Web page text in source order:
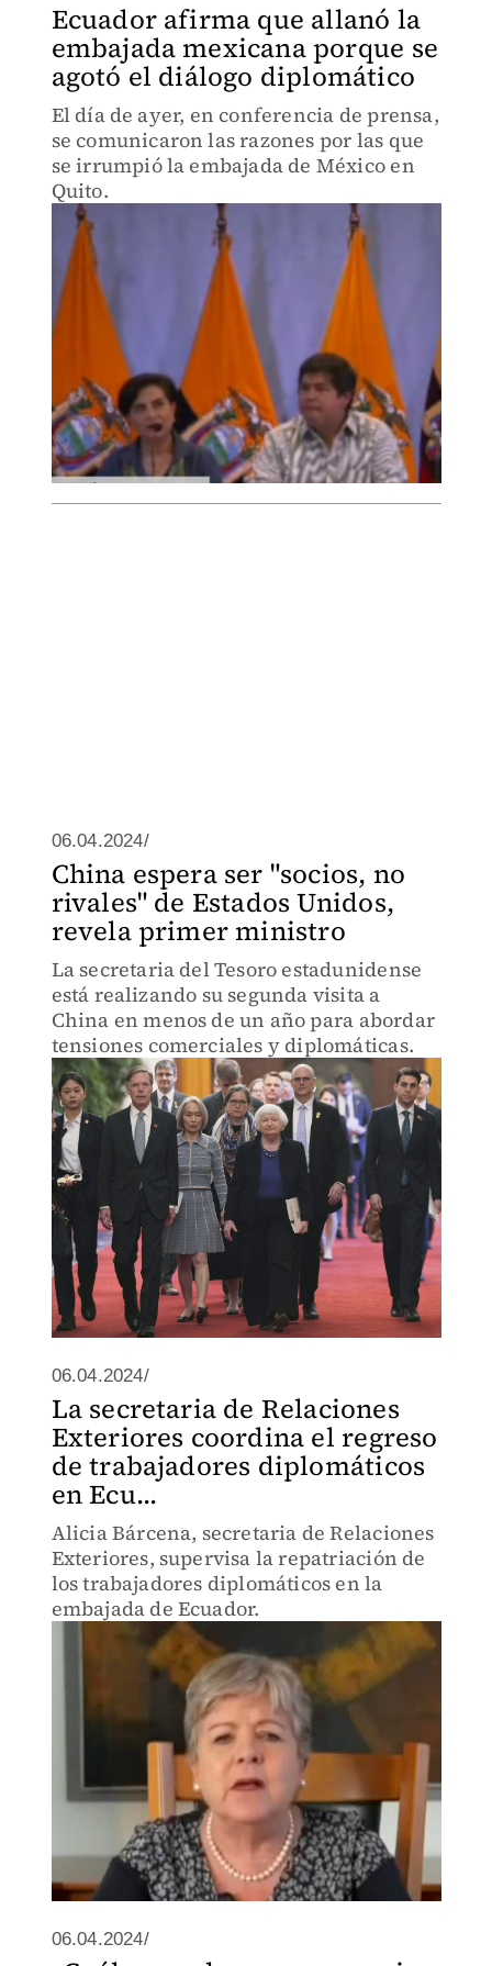
Ecuador afirma que allanó la
embajada mexicana porque se
agotó el diálogo diplomático
El día de ayer, en conferencia de prensa,
se comunicaron las razones por las que
se irrumpió la embajada de México en
Quito.
06.04.2024/
China espera ser "socios, no
rivales" de Estados Unidos,
revela primer ministro
La secretaria del Tesoro estadunidense
está realizando su segunda visita a
China en menos de un año para abordar
tensiones comerciales y diplomáticas.
06.04.2024/
La secretaria de Relaciones
Exteriores coordina el regreso
de trabajadores diplomáticos
en Ecu...
Alicia Bárcena, secretaria de Relaciones
Exteriores, supervisa la repatriación de
los trabajadores diplomáticos en la
embajada de Ecuador.
06.04.2024/